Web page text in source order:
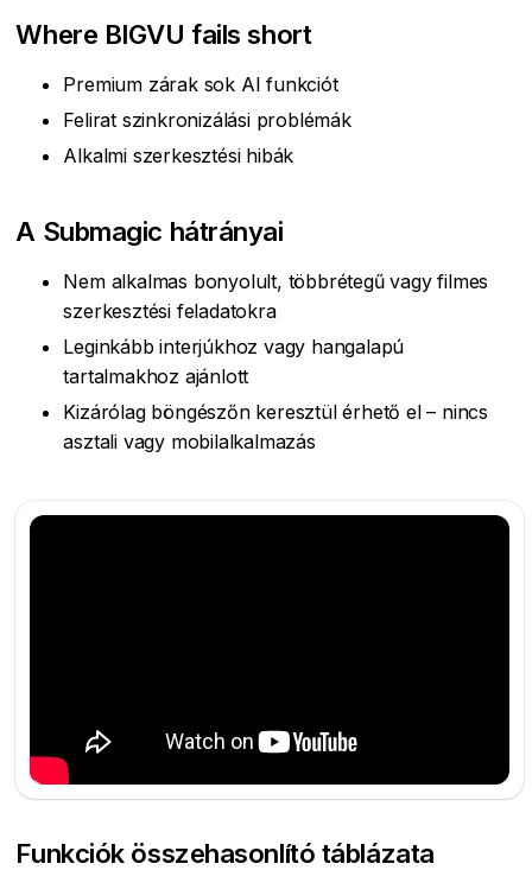
Where BIGVU fails short
Premium zárak sok AI funkciót
Felirat szinkronizálási problémák
Alkalmi szerkesztési hibák
A Submagic hátrányai
Nem alkalmas bonyolult, többrétegű vagy filmes
szerkesztési feladatokra
Leginkább interjúkhoz vagy hangalapú
tartalmakhoz ajánlott
Kizárólag böngészőn keresztül érhető el – nincs
asztali vagy mobilalkalmazás
Funkciók összehasonlító táblázata